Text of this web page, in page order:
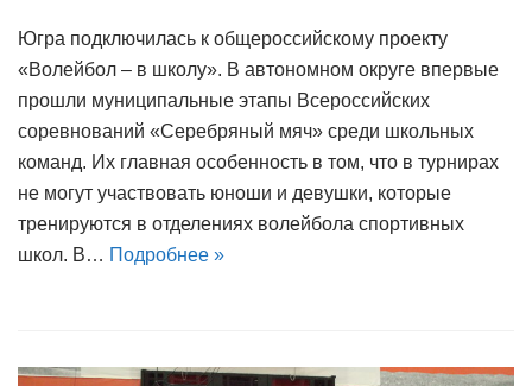
Югра подключилась к общероссийскому проекту
«Волейбол – в школу». В автономном округе впервые
прошли муниципальные этапы Всероссийских
соревнований «Серебряный мяч» среди школьных
команд. Их главная особенность в том, что в турнирах
не могут участвовать юноши и девушки, которые
тренируются в отделениях волейбола спортивных
школ. В… Подробнее »